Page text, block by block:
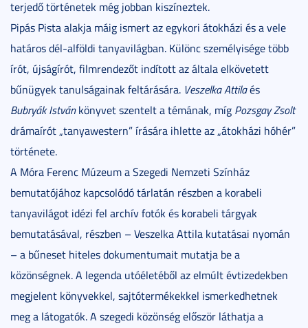
terjedő történetek még jobban kiszíneztek.
Pipás Pista alakja máig ismert az egykori átokházi és a vele
határos dél-alföldi tanyavilágban. Különc személyisége több
írót, újságírót, filmrendezőt indított az általa elkövetett
bűnügyek tanulságainak feltárására. Veszelka Attilaés
Bubryák Istvánkönyvet szentelt a témának, míg Pozsgay Zsolt
drámaírót „tanyawestern” írására ihlette az „átokházi hóhér”
története.
A Móra Ferenc Múzeum a Szegedi Nemzeti Színház
bemutatójához kapcsolódó tárlatán részben a korabeli
tanyavilágot idézi fel archív fotók és korabeli tárgyak
bemutatásával, részben – Veszelka Attila kutatásai nyomán
– a bűneset hiteles dokumentumait mutatja be a
közönségnek. A legenda utóéletéből az elmúlt évtizedekben
megjelent könyvekkel, sajtótermékekkel ismerkedhetnek
meg a látogatók. A szegedi közönség először láthatja a